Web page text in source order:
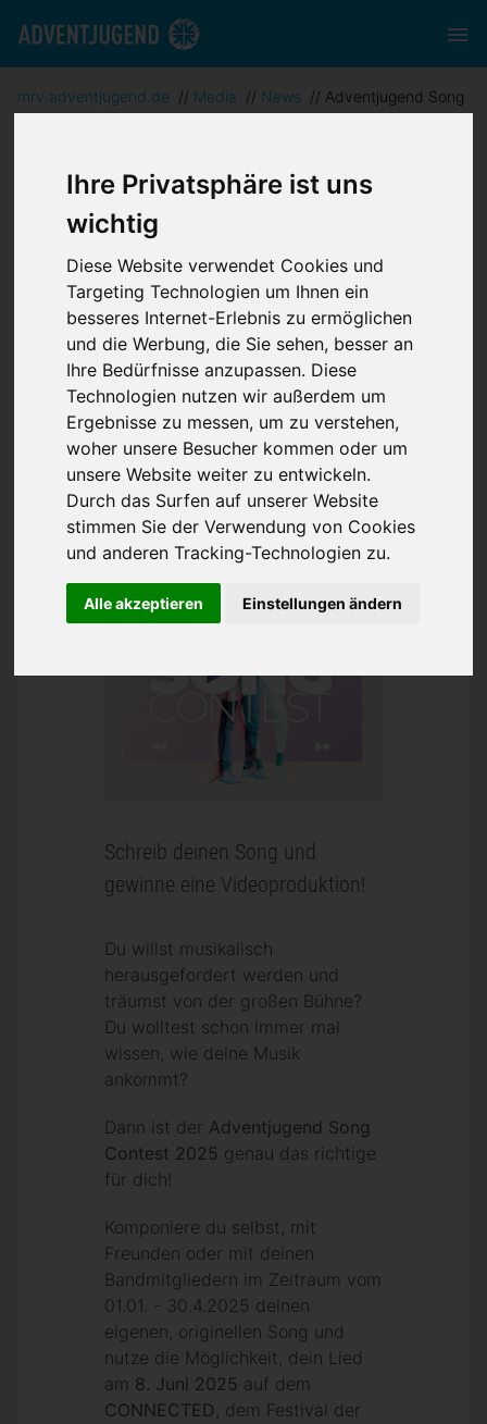
Ihre Privatsphäre ist uns
wichtig
Diese Website verwendet Cookies und
Targeting Technologien um Ihnen ein
besseres Internet-Erlebnis zu ermöglichen
und die Werbung, die Sie sehen, besser an
Ihre Bedürfnisse anzupassen. Diese
Technologien nutzen wir außerdem um
Ergebnisse zu messen, um zu verstehen,
woher unsere Besucher kommen oder um
unsere Website weiter zu entwickeln.
Durch das Surfen auf unserer Website
stimmen Sie der Verwendung von Cookies
und anderen Tracking-Technologien zu.
Alle akzeptieren Einstellungen ändern
mrv.adventjugend.de // Media // News // Adventjugend Song
Contest & EUD Vision Song Contest
Adventjugend
Song Contest &
EUD Vision Song
Contest
Schreib deinen Song und
gewinne eine Videoproduktion!
Du willst musikalisch
herausgefordert werden und
träumst von der großen Bühne?
Du wolltest schon immer mal
wissen, wie deine Musik
ankommt?
Dann ist der Adventjugend Song
Contest 2025 genau das richtige
für dich!
Komponiere du selbst, mit
Freunden oder mit deinen
Bandmitgliedern im Zeitraum vom
01.01. - 30.4.2025 deinen
eigenen, originellen Song und
nutze die Möglichkeit, dein Lied
am 8. Juni 2025 auf dem
CONNECTED , dem Festival der